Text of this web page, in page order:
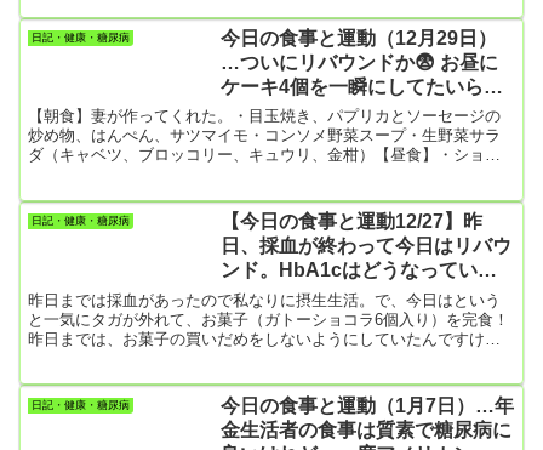
今日はずいぶん砂糖、果糖を食べたな。餡ドーナツはメチャ甘い。
【今日の運動】・散歩 9456歩・食後のかかとの上下動 8分ほど
日記・健康・糖尿病
今日の食事と運動（12月29日）
…ついにリバウンドか😨 お昼に
ケーキ4個を一瞬にしてたいらげ
る！
【朝食】妻が作ってくれた。・目玉焼き、パプリカとソーセージの
炒め物、はんぺん、サツマイモ・コンソメ野菜スープ・生野菜サラ
ダ（キャベツ、ブロッコリー、キュウリ、金柑）【昼食】・ショー
妻には内緒で食べた。（これ糖尿病患者のあるある！）食べてしま
ったものはしようがないので、血糖値スパイクを防ぐため直後に散
歩に出かけた。（6700歩）効果あるかな？ないよね。食べた総エネ
日記・健康・糖尿病
【今日の食事と運動12/27】昨
日、採血が終わって今日はリバウ
ンド。HbA1cはどうなっている
ことやら
昨日までは採血があったので私なりに摂生生活。で、今日はという
と一気にタガが外れて、お菓子（ガトーショコラ6個入り）を完食！
昨日までは、お菓子の買いだめをしないようにしていたんですけ
と。というのも、昨日かかりつけ医さんまで徒歩で往復（8千歩ほ
ど）したんですけど、復路で右膝（半月板摘出した方）が痛くて歩
けないほどになったことを妻に話したんです。昨日の歩数は合計
日記・健康・糖尿病
今日の食事と運動（1月7日）…年
金生活者の食事は質素で糖尿病に